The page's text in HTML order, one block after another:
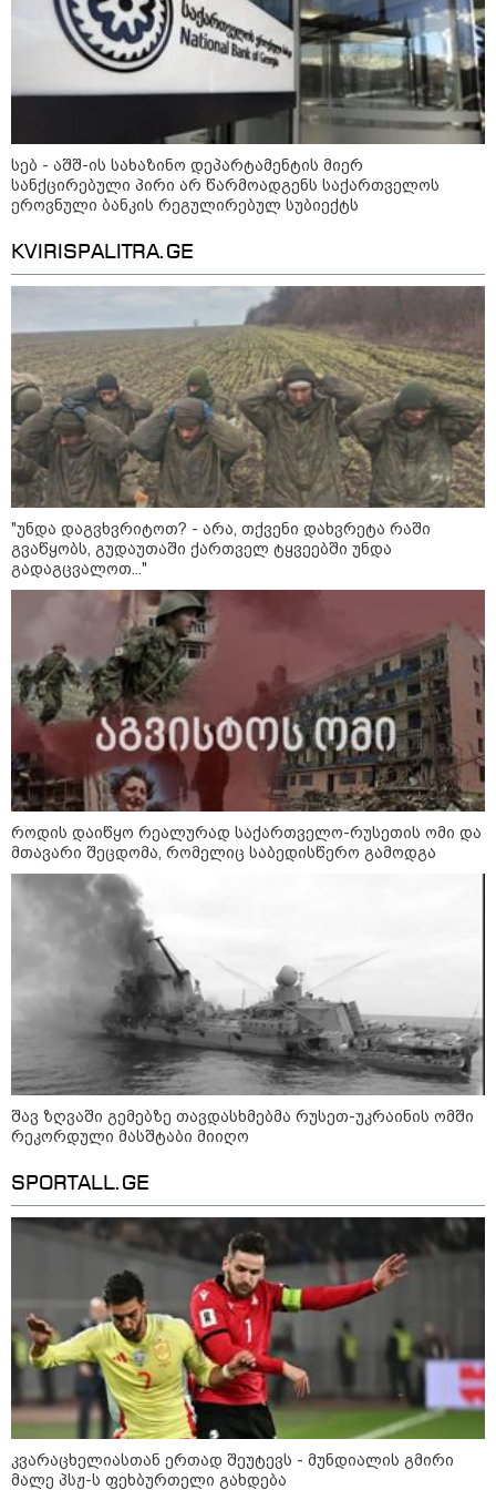
ტერორისტული ქსელების
უკანონო გაფართოებას, თუმცა
მაინც ამერიკას უყენებს
მოთხოვნებს?" - ჯო უილსონი
21:17 / 08-08-2026
აშშ-მა საქართველოში
დაფუძნებული კრიპტოკომპანია
დაასანქცირა
18:35 / 08-08-2026
"ბულგარეთის საჰაერო
სივრცეში დრონი აფეთქდა" -
ბულგარეთის პრემიერ-მინისტრი
კატეგორიის ყველა სიახლე
თბილისსა და რეგიონებში
უკანონო ცეცხლსასროლი
იარაღები და საბრძოლო მასალა
ამოიღეს - დაკავებულია 5 პირი
შსს - პოლიციამ თბილისში
კურიერზე ჯგუფურად ძალადობის
ბრალდებით 3 პირი, მათ შორის 2
არასრულწლოვანი დააკავა -
კიდევ 2 პირის დაკავების მიზნით
კი შესაბამისი ღონისძიებები
ტარდება
სებ - აშშ-ის სახაზინო
სუბიექტს
რუსებმა ხარკოვს და ოდესას
დაარტყეს, არიან დაღუპულები და
დაშავებულები
მოზაიკა
სებ - აშშ-ის სახაზინო დეპარტამენტის მიერ
სანქცირებული პირი არ წარმოადგენს საქართველოს
ეროვნული ბანკის რეგულირებულ სუბიექტს
KVIRISPALITRA.GE
"უნდა დაგვხვრიტოთ? - არა, თქვენი დახვრეტა რაში
გვაწყობს, გუდაუთაში ქართველ ტყვეებში უნდა
გადაგცვალოთ..."
როდის დაიწყო რეალურად საქართველო-რუსეთის ომი და
მთავარი შეცდომა, რომელიც საბედისწერო გამოდგა
შავ ზღვაში გემებზე თავდასხმებმა რუსეთ-უკრაინის ომში
რეკორდული მასშტაბი მიიღო
SPORTALL.GE
კვარაცხელიასთან ერთად შეუტევს - მუნდიალის გმირი
მალე პსჟ-ს ფეხბურთელი გახდება